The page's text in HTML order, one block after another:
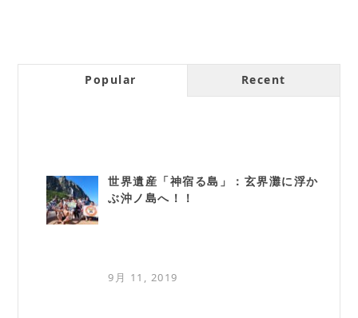
Popular Recent
世界遺産「神宿る島」：玄界灘に浮か
ぶ沖ノ島へ！！
9月 11, 2019